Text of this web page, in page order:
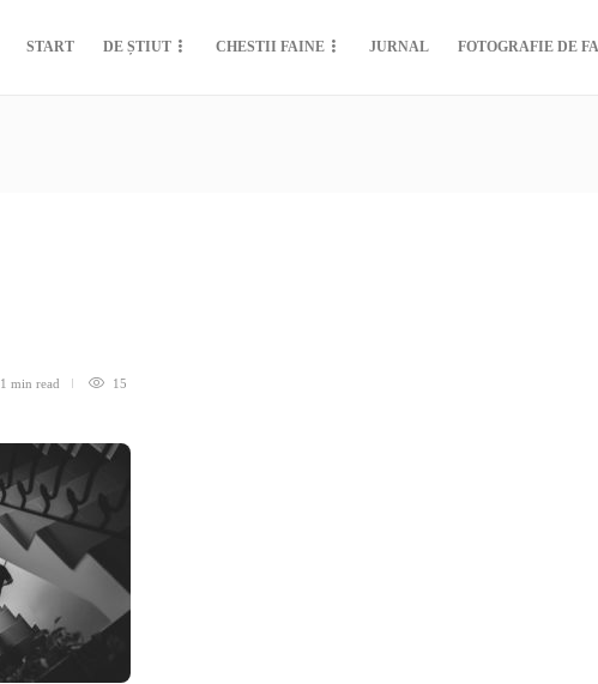
START DE ȘTIUT CHESTII FAINE JURNAL FOTOGRAFIE DE
1 min read 15